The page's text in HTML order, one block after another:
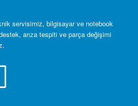
servisimiz, bilgisayar ve notebook
arıza tespiti ve parça değişimi